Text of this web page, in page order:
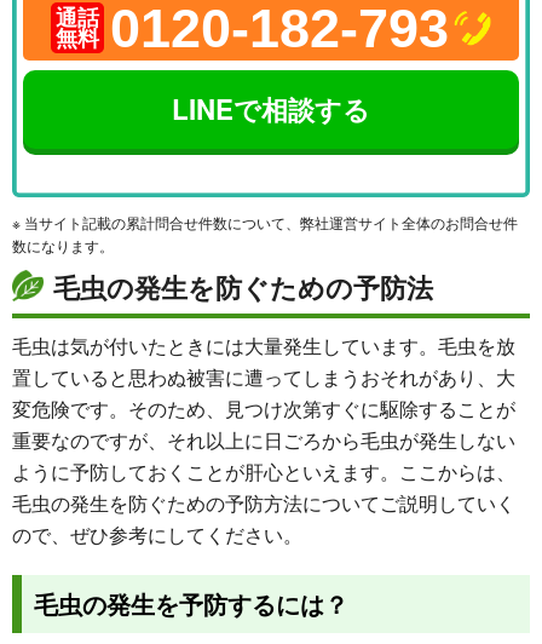
通話
無料 0120-182-793
LINEで相談する
※ 当サイト記載の累計問合せ件数について、弊社運営サイト全体のお問合せ件
数になります。
毛虫の発生を防ぐための予防法
毛虫は気が付いたときには大量発生しています。毛虫を放
置していると思わぬ被害に遭ってしまうおそれがあり、大
変危険です。そのため、見つけ次第すぐに駆除することが
重要なのですが、それ以上に日ごろから毛虫が発生しない
ように予防しておくことが肝心といえます。ここからは、
毛虫の発生を防ぐための予防方法についてご説明していく
ので、ぜひ参考にしてください。
毛虫の発生を予防するには？